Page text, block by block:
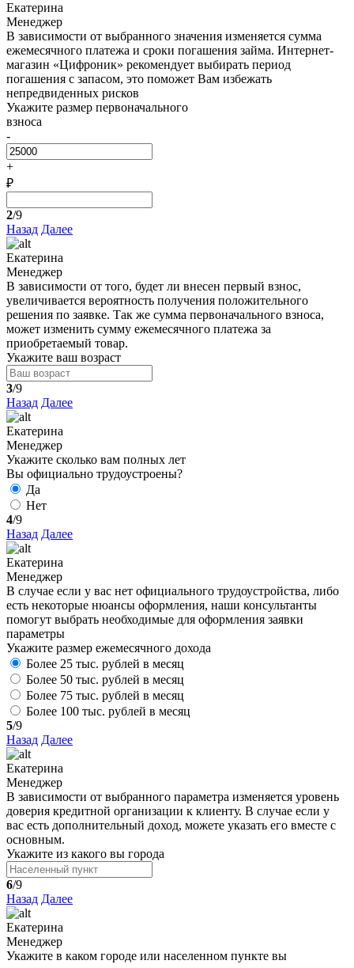
Екатерина
Менеджер
В зависимости от выбранного значения изменяется сумма
ежемесячного платежа и сроки погашения займа. Интернет-
магазин «Цифроник» рекомендует выбирать период
погашения с запасом, это поможет Вам избежать
непредвиденных рисков
Укажите размер первоначального
взноса
-
+
₽
2/9
Назад Далее
Екатерина
Менеджер
В зависимости от того, будет ли внесен первый взнос,
увеличивается вероятность получения положительного
решения по заявке. Так же сумма первоначального взноса,
может изменить сумму ежемесячного платежа за
приобретаемый товар.
Укажите ваш возраст
3/9
Назад Далее
Екатерина
Менеджер
Укажите сколько вам полных лет
Вы официально трудоустроены?
Да
Нет
4/9
Назад Далее
Екатерина
Менеджер
В случае если у вас нет официального трудоустройства, либо
есть некоторые нюансы оформления, наши консультанты
помогут выбрать необходимые для оформления заявки
параметры
Укажите размер ежемесячного дохода
Более 25 тыс. рублей в месяц
Более 50 тыс. рублей в месяц
Более 75 тыс. рублей в месяц
Более 100 тыс. рублей в месяц
5/9
Назад Далее
Екатерина
Менеджер
В зависимости от выбранного параметра изменяется уровень
доверия кредитной организации к клиенту. В случае если у
вас есть дополнительный доход, можете указать его вместе с
основным.
Укажите из какого вы города
6/9
Назад Далее
Екатерина
Менеджер
Укажите в каком городе или населенном пункте вы